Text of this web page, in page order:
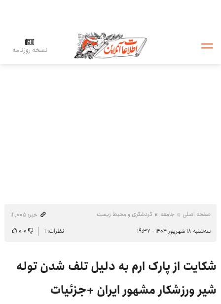
نسخه روزنامه
صفحه اصلی جامعه گردشگری و محیط زیست
خبر: ۱۱۱٬۸۰۵
سه‌شنبه ۱۸ شهریور ۱۴۰۴ - ۱۹:۳۷
نظرات: ۱ ۰-۰
شکایت از پارک ارم به دلیل تلف شدن توله
شیر ورزشکار مشهور ایران +جزئیات